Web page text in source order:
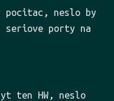
pocitac, neslo by
seriove porty na
ten HW, neslo